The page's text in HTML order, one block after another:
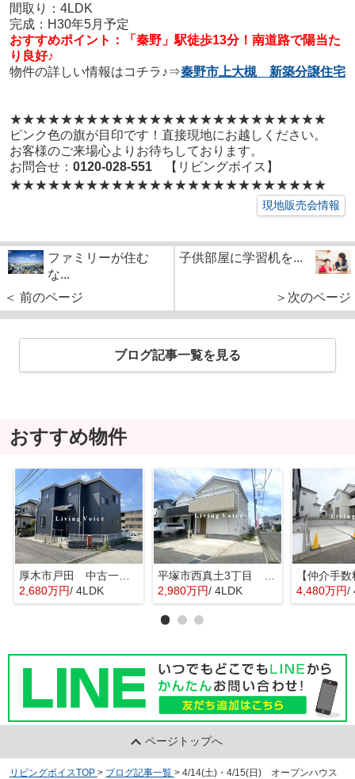
間取り：4LDK
完成：H30年5月予定
おすすめポイント：「秦野」駅徒歩13分！南道路で陽当た
り良好♪
物件の詳しい情報はコチラ♪⇒秦野市上大槻 新築分譲住宅
★★★★★★★★★★★★★★★★★★★★★★★★★
ピンク色の旗が目印です！直接現地にお越しください。
お客様のご来場心よりお待ちしております。
お問合せ： 0120-028-551【リビングボイス】
★★★★★★★★★★★★★★★★★★★★★★★★★
現地販売会情報
ファミリーが住む
な...
＜ 前のページ
子供部屋に学習机を...
＞次のページ
ブログ記事一覧を見る
おすすめ物件
厚木市戸田 中古一戸建て
2,680万円/ 4LDK
2,980万円/ 4LDK 4,480万円/
ページトップへ
リビングボイスTOP > ブログ記事一覧 > 4/14(土)・4/15(日) オープンハウス